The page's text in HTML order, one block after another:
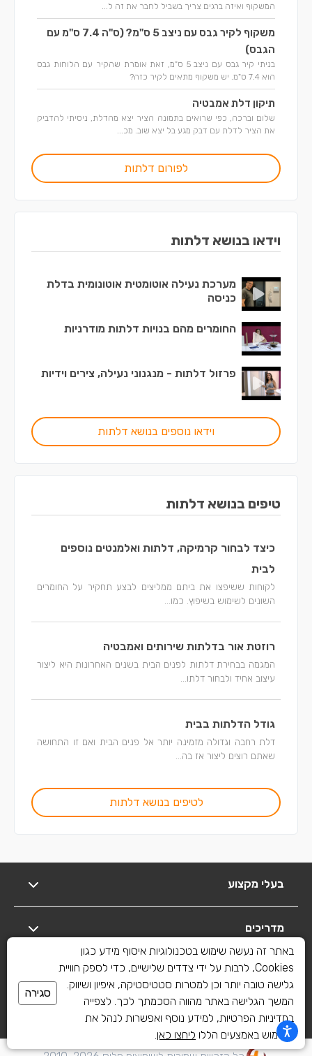
המשקוף ואיזה ברגים צריך בשביל לחבר את זה ל...
משקוף לקיר גבס עם ניצב 5 ס"מ? (ס"ה 7.4 ס"מ עם
הגבס)
בניתי קיר גבס עם ניצב 5 ס"מ, זאת אומרת שהקיר עם הלוחות גבס
הוא 7.4 ס"מ. יש משקוף מתאים לקיר כזה?
תיקון דלת אמבטיה
שלום וברכה, כפי שרואים בתמונה הציר יצא מהדלת, ניסיתי להדביק
את הציר לדלת עם דבק מגע בל יצא שוב. מכ...
לפורום דלתות
וידאו בנושא דלתות
מערכת נעילה אוטומטית אוטונומית בדלת
כניסה
החומרים מהם בנויות דלתות מודרניות
פרזול דלתות - מנגנוני נעילה, צירים וידיות
וידאו נוספים בנושא דלתות
טיפים בנושא דלתות
כיצד לבחור קרמיקה, דלתות ואלמנטים נוספים
לבית
לקוחות ששיפצו את ביתם ממליצים לבצע תחקיר על החומרים
השונים לשימוש בשיפוץ. כמו...
רוזטת אור בדלתות שירותים ואמבטיה
המגמה בבחירת דלתות לפנים הבית בשנים האחרונות היא ליצור
עיצוב אחיד ולבחור דלתו...
גודל הדלתות בבית
דלת רחבה וגדולה מזמינה יותר אל פנים הבית ואם זו התחושה
שאתם רוצים ליצור אז בה...
לטיפים בנושא דלתות
בעלי מקצוע
מדריכים
מידע נוסף
יצירת קשר
באתר זה נעשה שימוש בטכנולוגיות איסוף מידע כגון
Cookies, לרבות על ידי צדדים שלישיים, כדי לספק חוויית
גלישה טובה יותר וכן למטרות סטטיסטיקה, איפיון ושיווק.
המשך הגלישה באתר מהווה הסכמתך לכך. לצפייה
במדיניות הפרטיות, למידע נוסף ואפשרות לנהל את
השימוש באמצעים הללו ליחצו כאן.
סגירה